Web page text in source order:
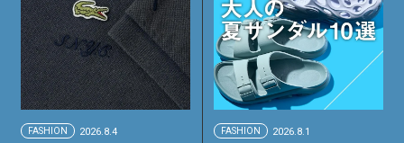
FASHION 2026.8.4 FASHION 2026.8.1